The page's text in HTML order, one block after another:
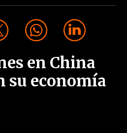
en China
su economía